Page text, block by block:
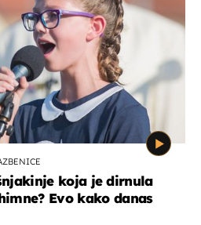
koja je dirnula
Evo kako danas